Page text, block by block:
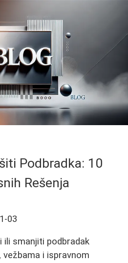
Podbradka: 10
Rešenja
03
ili smanjiti podbradak
i ispravnom